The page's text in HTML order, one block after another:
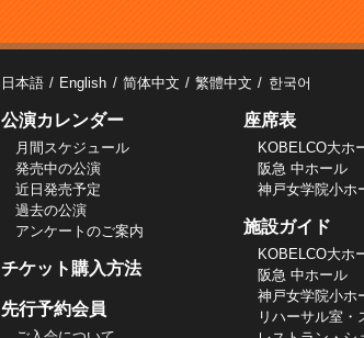
日本語 English 简体中文 繁體中文 한국어
公演カレンダー
月間スケジュール
発売中の公演
近日発売予定
過去の公演
アンケートのご案内
チケット購入方法
先行予約会員
座席表
KOBELCO大ホ
阪急 中ホール
神戸女学院小ホ
施設ガイド
KOBELCO大ホ
阪急 中ホール
神戸女学院小ホ
リハーサル室・